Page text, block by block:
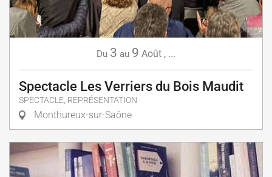
Du 3 au 9 Août , ...
Spectacle Les Verriers du Bois Maudit
SPECTACLE, REPRÉSENTATION
Monthureux-sur-Saône